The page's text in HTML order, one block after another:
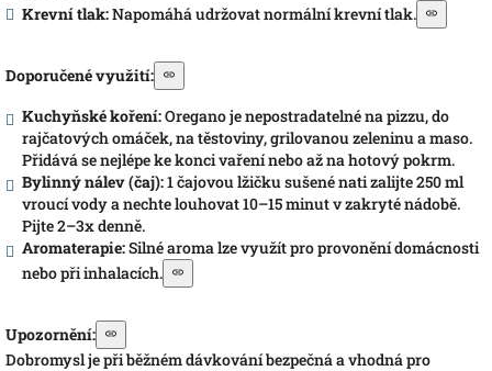
Krevní tlak:Napomáhá udržovat normální krevní tlak.
Doporučené využití:
Kuchyňské koření:Oregano je nepostradatelné na pizzu, do
rajčatových omáček, na těstoviny, grilovanou zeleninu a maso.
Přidává se nejlépe ke konci vaření nebo až na hotový pokrm.
Bylinný nálev (čaj):1 čajovou lžičku sušené nati zalijte 250 ml
vroucí vody a nechte louhovat 10–15 minut v zakryté nádobě.
Pijte 2–3x denně.
Aromaterapie:Silné aroma lze využít pro provonění domácnosti
nebo při inhalacích.
Upozornění:
Dobromysl je při běžném dávkování bezpečná a vhodná pro